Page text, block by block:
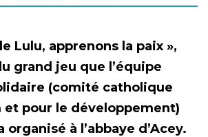
Lulu, apprenons la paix »,
grand jeu que l’équipe
(comité catholique
et pour le développement)
organisé à l’abbaye d’Acey.